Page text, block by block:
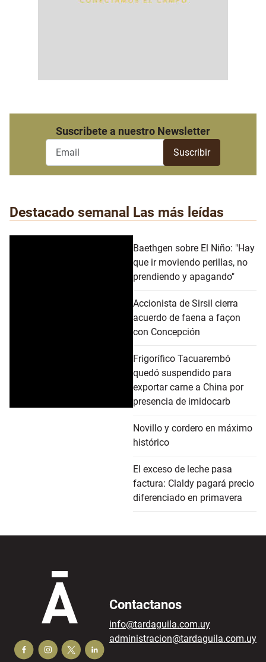
Suscribete a nuestro Newsletter
Destacado semanal Las más leídas
Baethgen sobre El Niño: "Hay
que ir moviendo perillas, no
prendiendo y apagando"
Accionista de Sirsil cierra
acuerdo de faena a façon
con Concepción
Frigorífico Tacuarembó
quedó suspendido para
exportar carne a China por
presencia de imidocarb
Novillo y cordero en máximo
histórico
El exceso de leche pasa
factura: Claldy pagará precio
diferenciado en primavera
Contactanos
info@tardaguila.com.uy
administracion@tardaguila.com.uy